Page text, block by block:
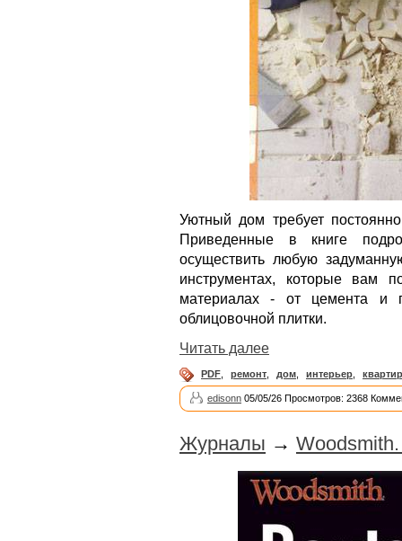
Уютный дом требует
Приведенные в книге
осуществить любую
инструментах, которые вам
материалах - от цемента и
облицовочной плитки.
Читать далее
PDF ремонт дом интерьер
edisonn 05/05/26 Просмотров: 2368
Журналы →